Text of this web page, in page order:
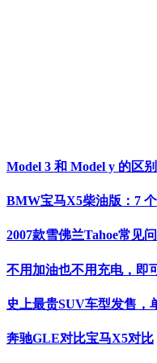
Model 3 和 Model y 的区
BMW宝马X5柴油版：7
2007款雪佛兰Tahoe常见
不用加油也不用充电，即
史上最贵SUV车型发售，
奔驰GLE对比宝马X5对比